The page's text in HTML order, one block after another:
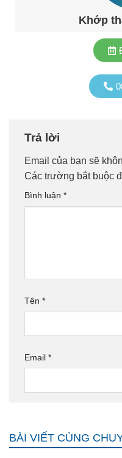
Khớp
Trả lời
Email của bạn sẽ
Các trường bắt buộc
Bình luận *
Tên *
Email *
BÀI VIẾT CÙNG